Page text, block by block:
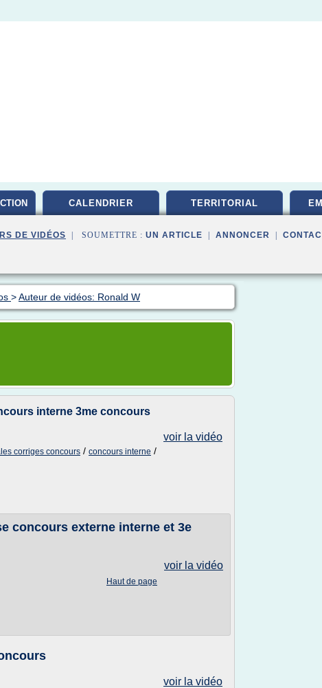
CALENDRIER TERRITORIAL
DE VIDÉOS | SOUMETTRE : UN ARTICLE ANNONCER
>Auteur de vidéos: Ronald W
interne 3me concours
voir la vidéo
corriges concours / concours interne /
concours externe interne et 3e
voir la vidéo
Haut de page
voir la vidéo